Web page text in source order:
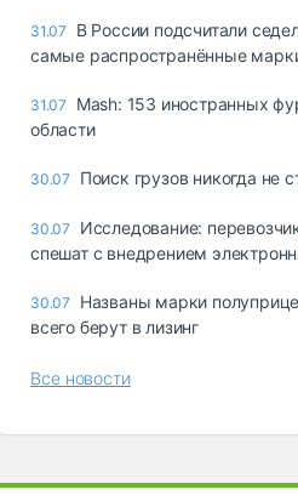
31.07
В России подсчитали
самые распространённые
31.07
Mash: 153 иностранных
области
30.07 Поиск грузов никогда не
30.07
Исследование:
спешат с внедрением
30.07
Названы марки
всего берут в лизинг
Все новости